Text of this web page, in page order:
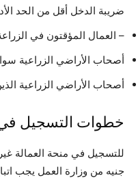
ضريبة الدخل أقل من الحد
– العمال المؤقتون في
أصحاب الأراضي الزراعية
أصحاب الأراضي الزراعية
خطوات التسجيل في منحة
جنيه من وزارة العمل يجب